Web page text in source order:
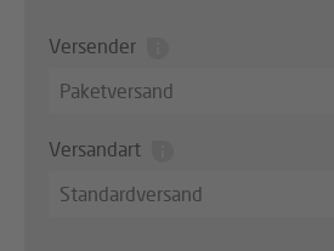
Versender
Paketversand
Versandart
Standardversand